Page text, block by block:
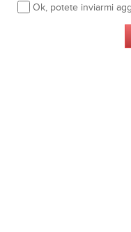
Ok, potete inviarmi